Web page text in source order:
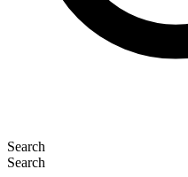
Search
Search